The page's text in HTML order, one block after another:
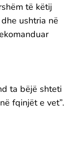
të këtij
ushtria në
ta bëjë shteti
fqinjët e vet”.